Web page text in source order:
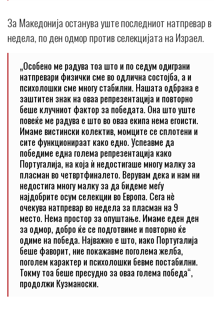
За Македонија останува уште последниот натпревар в
недела, по ден одмор против селекцијата на Израел.
„Особено ме радува тоа што и по седум одиграни
натпревари физички сме во одлична состојба, а и
психолошки сме многу стабилни. Нашата одбрана е
заштитен знак на оваа репрезентација и повторно
беше клучниот фактор за победата. Она што уште
повеќе ме радува е што во оваа екипа нема егоисти.
Имаме вистински колектив, момците се сплотени и
сите функционираат како едно. Успеавме да
победиме една голема репрезентација како
Португалија, на која ѝ недостигаше многу малку за
пласман во четвртфиналето. Верувам дека и нам ни
недостига многу малку за да бидеме меѓу
најдобрите осум селекции во Европа. Сега нè
очекува натпревар во недела за пласман на 9
место. Нема простор за опуштање. Имаме еден ден
за одмор, добро ќе се подготвиме и повторно ќе
одиме на победа. Најважно е што, иако Португалија
беше фаворит, ние покажавме поголема желба,
поголем карактер и психолошки бевме постабилни.
Токму тоа беше пресудно за оваа голема победа“,
продолжи Кузманоски.